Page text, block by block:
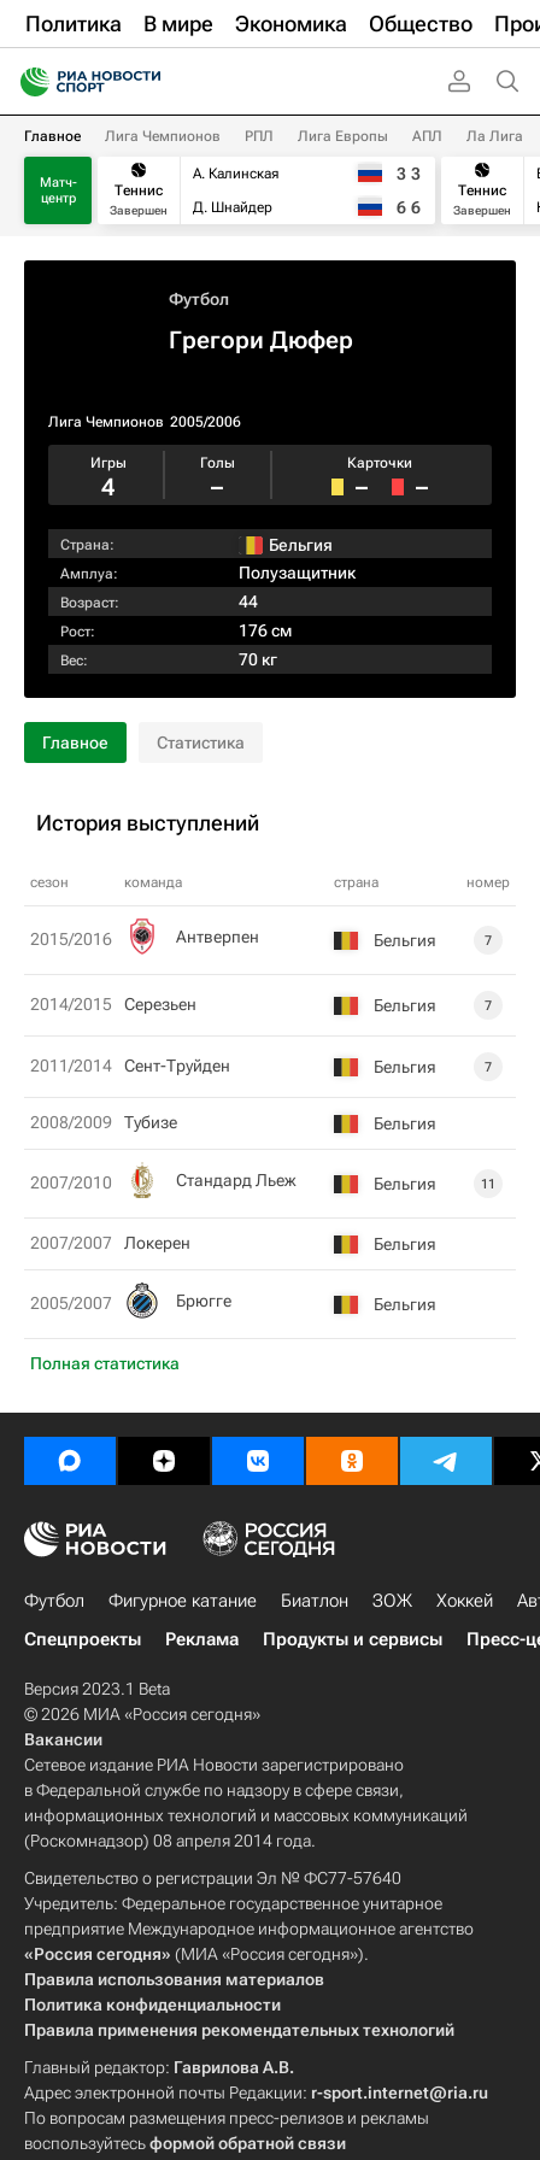
Политика В мире Экономика Общество
Главное Лига Чемпионов РПЛ Лига Европы АПЛ Ла Лига
Матч-
центр
Теннис
Завершен
А. Калинская
Д. Шнайдер
3 3
6 6
Теннис
Завершен
Футбол
Грегори Дюфер
Лига Чемпионов 2005/2006
Игры
4
Голы
–
Карточки
– –
Страна: Бельгия
Амплуа: Полузащитник
Возраст: 44
Рост: 176 см
Вес: 70 кг
Главное Статистика
История выступлений
сезон команда страна номер
Полная статистика
2015/2016 Антверпен Бельгия 7
2014/2015 Серезьен Бельгия 7
2011/2014 Сент-Труйден Бельгия 7
2008/2009 Тубизе Бельгия
2007/2010 Стандард Льеж Бельгия 11
2007/2007 Локерен Бельгия
2005/2007 Брюгге Бельгия
Футбол Фигурное катание Биатлон ЗОЖ Хоккей
Спецпроекты
Реклама Продукты и сервисы Пресс-
Версия 2023.1 Beta
© 2026 МИА «Россия сегодня»
Вакансии
Сетевое издание РИА Новости зарегистрировано
в Федеральной службе по надзору в сфере связи,
информационных технологий и массовых коммуникаций
(Роскомнадзор) 08 апреля 2014 года.
Свидетельство о регистрации Эл № ФС77-57640
Учредитель: Федеральное государственное унитарное
предприятие Международное информационное агентство
«Россия сегодня» (МИА «Россия сегодня»).
Правила использования материалов
Политика конфиденциальности
Правила применения рекомендательных технологий
Главный редактор: Гаврилова А.В.
Адрес электронной почты Редакции: r-sport.internet@ria.ru
По вопросам размещения пресс-релизов и рекламы
воспользуйтесьформой обратной связи